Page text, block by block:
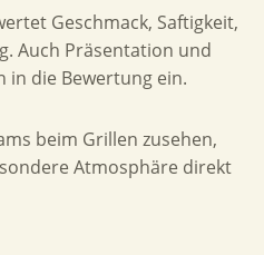
Geschmack, Saftigkeit,
Auch Präsentation und
in die Bewertung ein.
beim Grillen zusehen,
Atmosphäre direkt